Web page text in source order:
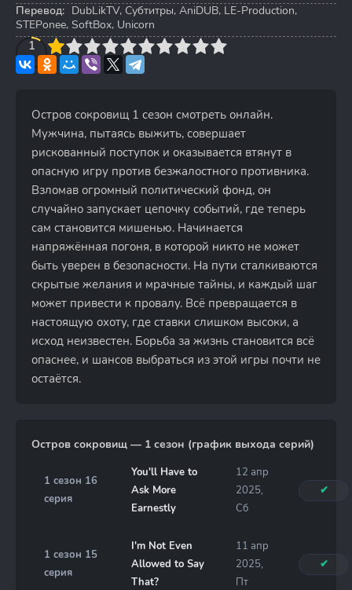
Перевод: DubLikTV, Субтитры, AniDUB, LE-Production,
STEPonee, SoftBox, Unicorn
1
4 6 7 8 9 10
Остров сокровищ 1 сезон смотреть онлайн.
Мужчина, пытаясь выжить, совершает
рискованный поступок и оказывается втянут в
опасную игру против безжалостного противника.
Взломав огромный политический фонд, он
случайно запускает цепочку событий, где теперь
сам становится мишенью. Начинается
напряжённая погоня, в которой никто не может
быть уверен в безопасности. На пути сталкиваются
скрытые желания и мрачные тайны, и каждый шаг
может привести к провалу. Всё превращается в
настоящую охоту, где ставки слишком высоки, а
исход неизвестен. Борьба за жизнь становится всё
опаснее, и шансов выбраться из этой игры почти не
остаётся.
Остров сокровищ — 1 сезон (график выхода серий)
1 сезон 16
серия
You'll Have to
Ask More
Earnestly
12 апр
2025,
Сб
✔
1 сезон 15
серия
I'm Not Even
Allowed to Say
That?
11 апр
2025,
Пт
✔